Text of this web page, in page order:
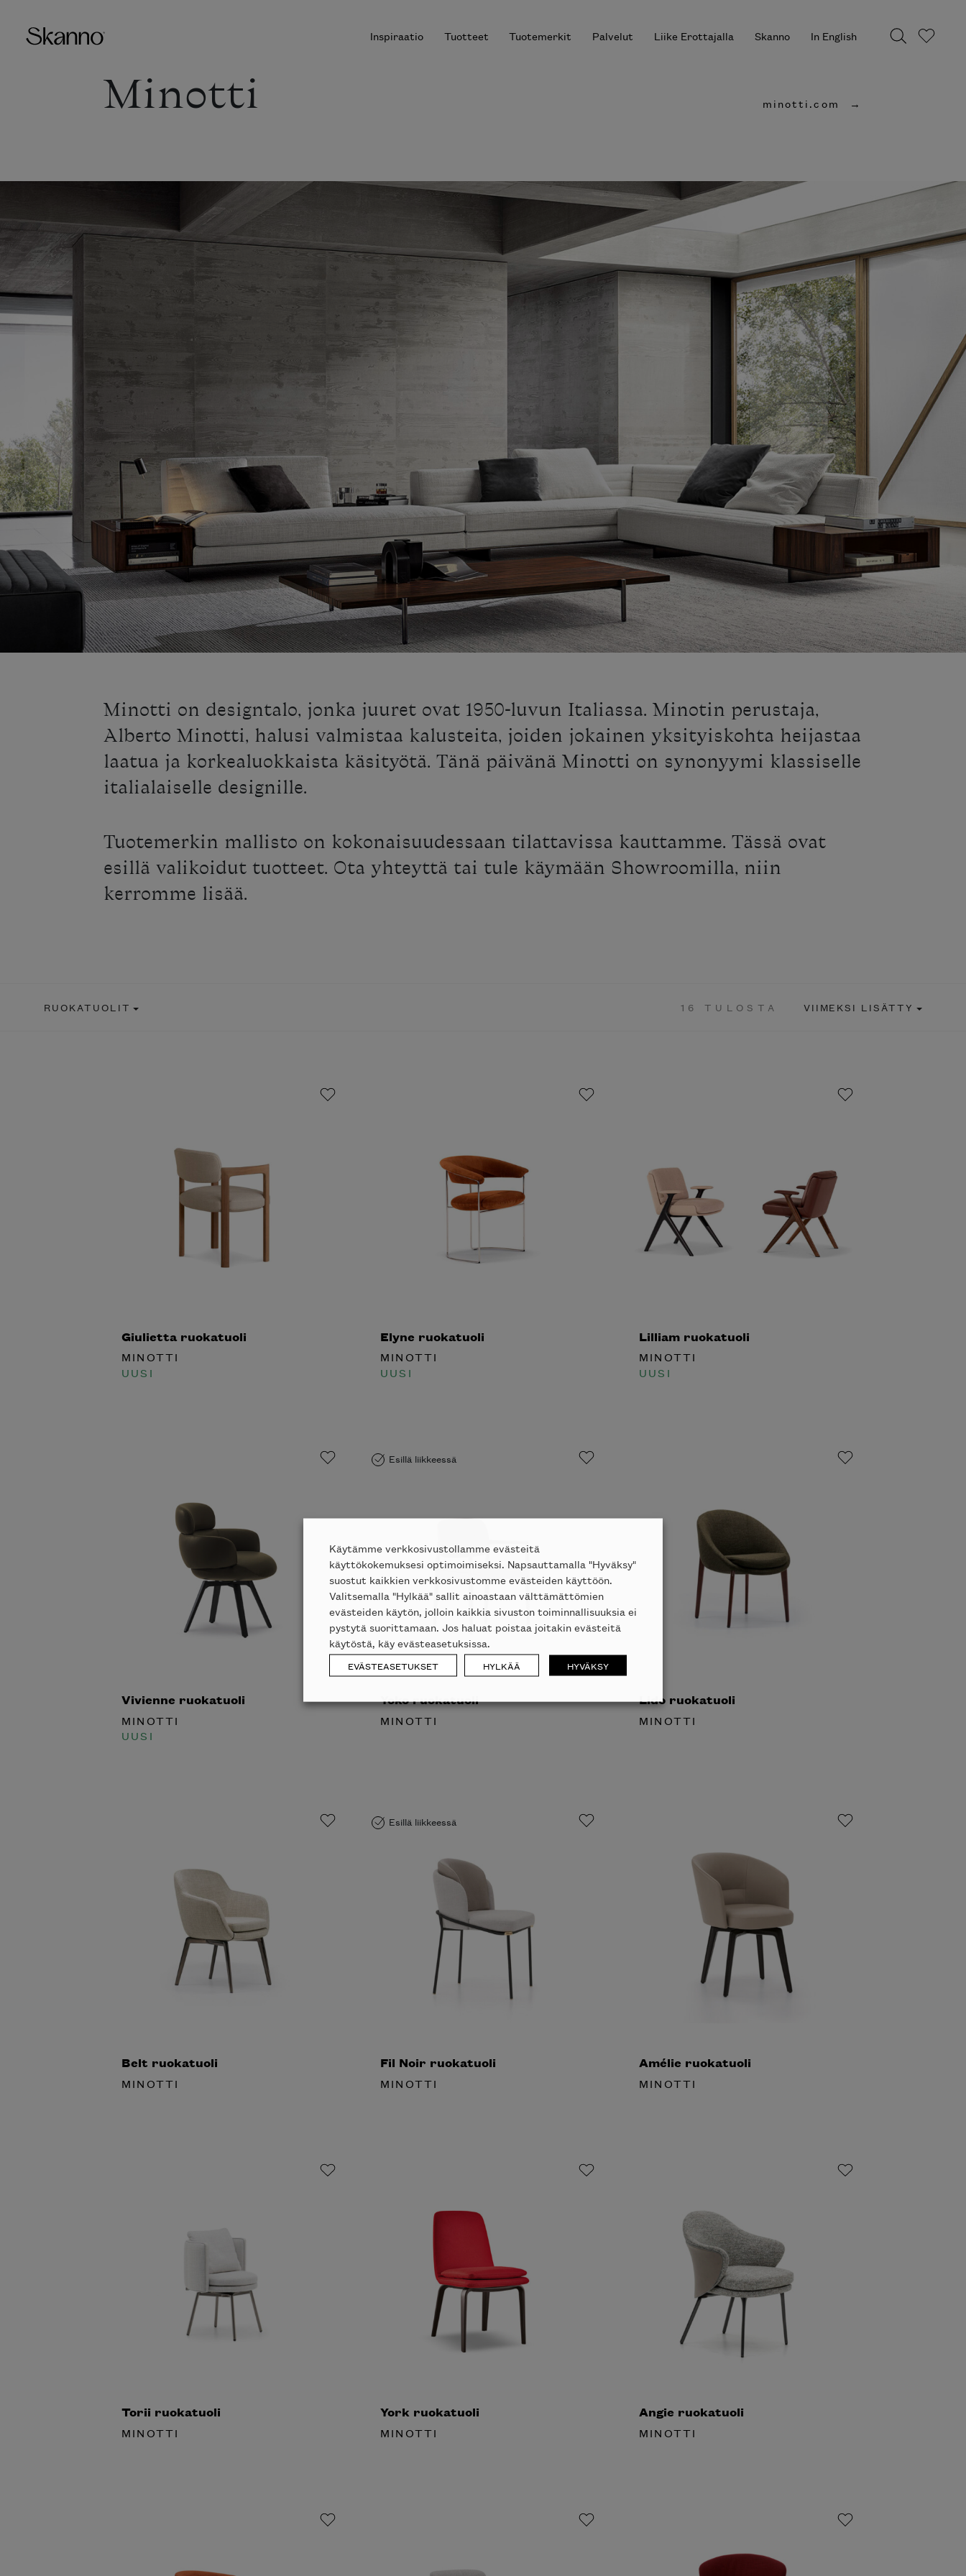
Inspiraatio Tuotteet Tuotemerkit Palvelut Liike Erottajalla Skanno In English
Haku
Minotti minotti.com
Minotti on designtalo, jonka juuret ovat 1950-luvun Italiassa. Minotin perustaja,
Alberto Minotti, halusi valmistaa kalusteita, joiden jokainen yksityiskohta heijastaa
laatua ja korkealuokkaista käsityötä. Tänä päivänä Minotti on synonyymi klassiselle
italialaiselle designille.
Tuotemerkin mallisto on kokonaisuudessaan tilattavissa kauttamme. Tässä ovat
esillä valikoidut tuotteet. Ota yhteyttä tai tule käymään Showroomilla, niin
kerromme lisää.
RUOKATUOLIT 16 TULOSTA VIIMEKSI LISÄTTY
Giulietta ruokatuoli
MINOTTI
UUSI
Elyne ruokatuoli
MINOTTI
UUSI
Lilliam ruokatuoli
MINOTTI
UUSI
Vivienne ruokatuoli
UUSI
Esillä liikkeessä
Lido ruokatuoli
MINOTTI MINOTTI MINOTTI
katalogin kotiisi?
Käytämme verkkosivustollamme evästeitä
käyttökokemuksesi optimoimiseksi. Napsauttamalla "Hyväksy"
suostut kaikkien verkkosivustomme evästeiden käyttöön.
Valitsemalla "Hylkää" sallit ainoastaan välttämättömien
evästeiden käytön, jolloin kaikkia sivuston toiminnallisuuksia ei
pystytä suorittamaan. Jos haluat poistaa joitakin evästeitä
käytöstä, käy evästeasetuksissa.
EVÄSTEASETUKSET HYLKÄÄ HYVÄKSY